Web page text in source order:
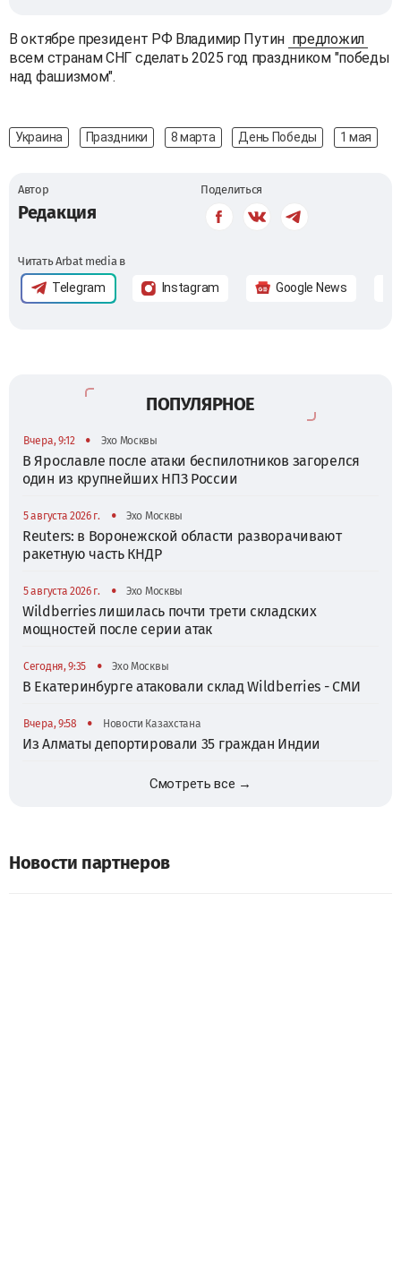
В октябре президент РФ Владимир Путин предложил
всем странам СНГ сделать 2025 год праздником "победы
над фашизмом".
Украина Праздники 8 марта День Победы 1 мая
Автор
Редакция
Поделиться
Читать Arbat media в
Telegram Instagram Google News
ПОПУЛЯРНОЕ
Вчера, 9:12 • Эхо Москвы
В Ярославле после атаки беспилотников загорелся
один из крупнейших НПЗ России
5 августа 2026 г. • Эхо Москвы
Reuters: в Воронежской области разворачивают
ракетную часть КНДР
5 августа 2026 г. • Эхо Москвы
Wildberries лишилась почти трети складских
мощностей после серии атак
Сегодня, 9:35 • Эхо Москвы
В Екатеринбурге атаковали склад Wildberries - СМИ
Вчера, 9:58 • Новости Казахстана
Из Алматы депортировали 35 граждан Индии
Смотреть все →
Новости партнеров